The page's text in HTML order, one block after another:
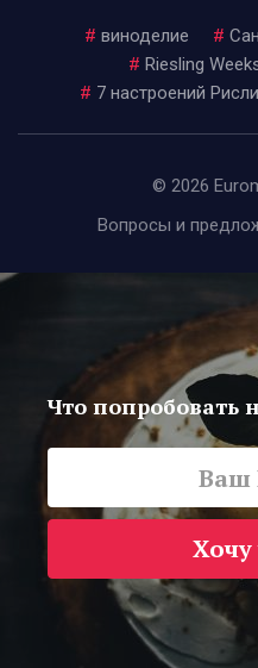
# виноделие #
# Riesling
# 7 настроений
© 2026
Вопросы и
Что попробовать
Хочу